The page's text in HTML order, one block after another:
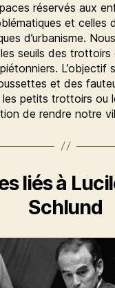
réservés aux
et celles
d’urbanisme.
seuils des trottoirs
L’objectif
et des
petits trottoirs ou
de rendre notre
liés à
Schlund